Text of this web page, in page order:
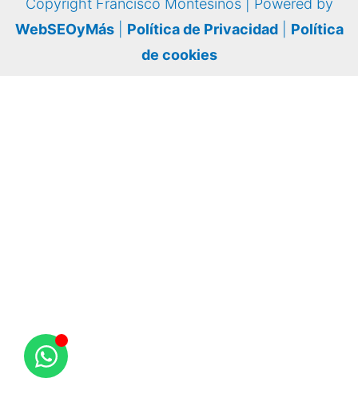
Copyright Francisco Montesinos | Powered by
WebSEOyMás| Política de Privacidad| Política
de cookies